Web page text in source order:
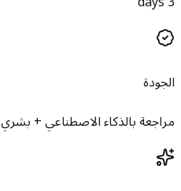
الجودة
مراجعة بالذكاء الاصطناعي + بشري